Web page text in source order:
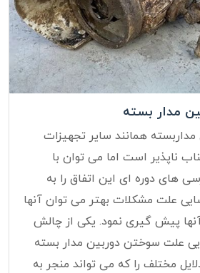
مدار بسته
همانند سایر تجهیزات
ناپذیر است اما می توان با
های دوره ای این اتفاق را به
علت مشکلات بهتر می توان آنها
آنها پیش گیری نمود. یکی از چالش
علت سوختن دوربین مدار بسته
مختلف را که می تواند منجر به